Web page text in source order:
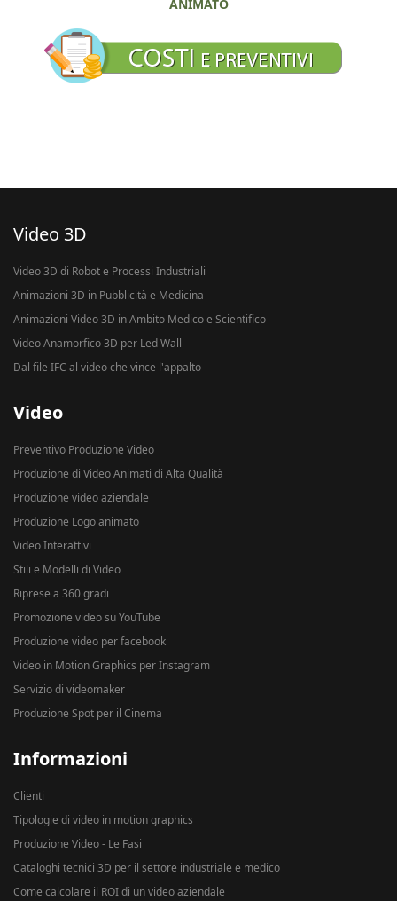
ANIMATO
Video 3D
Video 3D di Robot e Processi Industriali
Animazioni 3D in Pubblicità e Medicina
Animazioni Video 3D in Ambito Medico e Scientifico
Video Anamorfico 3D per Led Wall
Dal file IFC al video che vince l'appalto
Video
Preventivo Produzione Video
Produzione di Video Animati di Alta Qualità
Produzione video aziendale
Produzione Logo animato
Video Interattivi
Stili e Modelli di Video
Riprese a 360 gradi
Promozione video su YouTube
Produzione video per facebook
Video in Motion Graphics per Instagram
Servizio di videomaker
Produzione Spot per il Cinema
Informazioni
Clienti
Tipologie di video in motion graphics
Produzione Video - Le Fasi
Cataloghi tecnici 3D per il settore industriale e medico
Come calcolare il ROI di un video aziendale